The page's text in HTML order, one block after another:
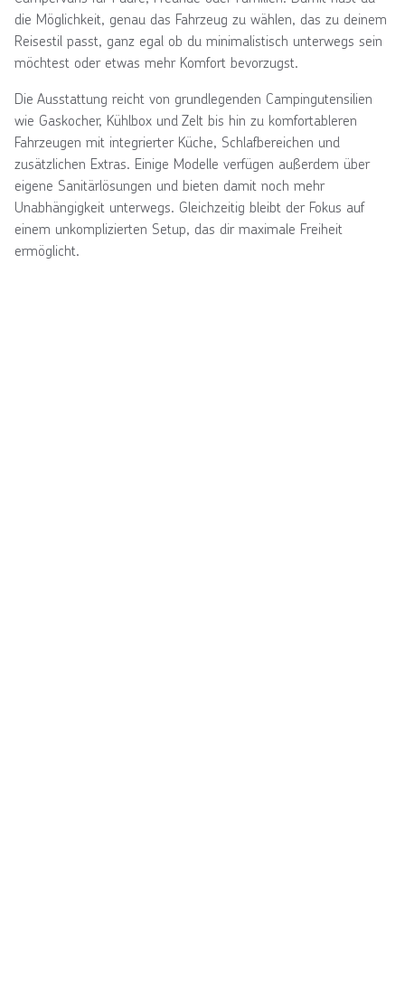
die Möglichkeit, genau das Fahrzeug zu wählen, das zu deinem
Reisestil passt, ganz egal ob du minimalistisch unterwegs sein
möchtest oder etwas mehr Komfort bevorzugst.
Die Ausstattung reicht von grundlegenden Campingutensilien
wie Gaskocher, Kühlbox und Zelt bis hin zu komfortableren
Fahrzeugen mit integrierter Küche, Schlafbereichen und
zusätzlichen Extras. Einige Modelle verfügen außerdem über
eigene Sanitärlösungen und bieten damit noch mehr
Unabhängigkeit unterwegs. Gleichzeitig bleibt der Fokus auf
einem unkomplizierten Setup, das dir maximale Freiheit
ermöglicht.